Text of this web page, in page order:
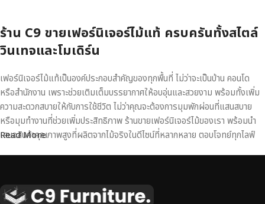
ร้าน C9 ขายเฟอร์นิเจอร์ไม้แท้ ครบครันทั้งสไตล์
วินเทจและโมเดิร์น
เฟอร์นิเจอร์ไม้แท้เป็นองค์ประกอบสำคัญของทุกพื้นที่ ไม่ว่าจะเป็นบ้าน คอนโด
หรือสำนักงาน เพราะช่วยเติมเต็มบรรยากาศให้อบอุ่นและสวยงาม พร้อมทั้งเพิ่ม
ความสะดวกสบายให้กับการใช้ชีวิต ไม่ว่าคุณจะต้องการมุมพักผ่อนที่แสนสบาย
หรือมุมทำงานที่ช่วยเพิ่มประสิทธิภาพ ร้านขายเฟอร์นิเจอร์ไม้ของเรา พร้อมนำ
เสนอสินค้าคุณภาพสูงที่ผลิตจากไม้จริงในดีไซน์ที่หลากหลาย ตอบโจทย์ทุกไลฟ์
เหนือระดับ
Read More